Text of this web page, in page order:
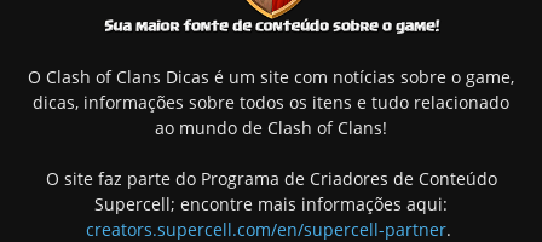
O Clash of Clans Dicas é um site com notícias sobre o game,
dicas, informações sobre todos os itens e tudo relacionado
ao mundo de Clash of Clans!
O site faz parte do Programa de Criadores de Conteúdo
Supercell; encontre mais informações aqui:
creators.supercell.com/en/supercell-partner.